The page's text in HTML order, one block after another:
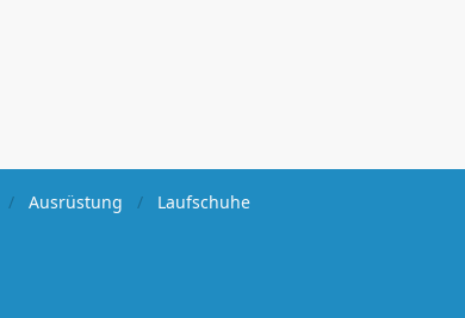
Ausrüstung Laufschuhe